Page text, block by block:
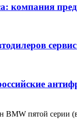
компания
BMW пятой серии